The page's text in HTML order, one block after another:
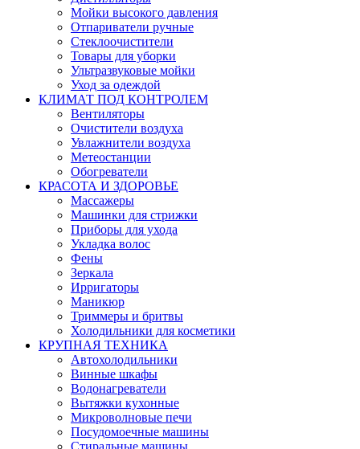
Мойки высокого давления
Отпариватели ручные
Стеклоочистители
Товары для уборки
Ультразвуковые мойки
Уход за одеждой
КЛИМАТ ПОД КОНТРОЛЕМ
Вентиляторы
Очистители воздуха
Увлажнители воздуха
Метеостанции
Обогреватели
КРАСОТА И ЗДОРОВЬЕ
Массажеры
Машинки для стрижки
Приборы для ухода
Укладка волос
Фены
Зеркала
Ирригаторы
Маникюр
Триммеры и бритвы
Холодильники для косметики
КРУПНАЯ ТЕХНИКА
Автохолодильники
Винные шкафы
Водонагреватели
Вытяжки кухонные
Микроволновые печи
Посудомоечные машины
Стиральные машины